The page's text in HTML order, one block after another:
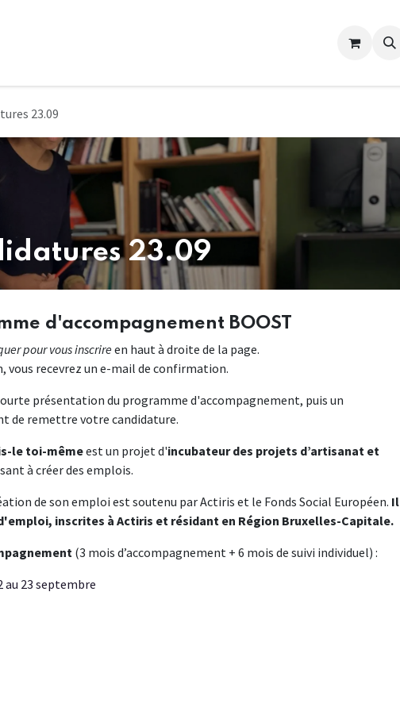
23.09
23.09
d'accompagnement BOOST
pour vous inscrireen haut à droite de la page.
vous recevrez un e-mail de confirmation.
présentation du programme d'accompagnement, puis un
de remettre votre candidature.
le toi-mêmeest un projet d'incubateur des projets d’artisanat et
à créer des emplois.
de son emploi est soutenu par Actiris et le Fonds Social Européen. Il
inscrites à Actiris et résidant en Région Bruxelles-Capitale.
(3 mois d’accompagnement + 6 mois de suivi individuel) :
au 23 septembre